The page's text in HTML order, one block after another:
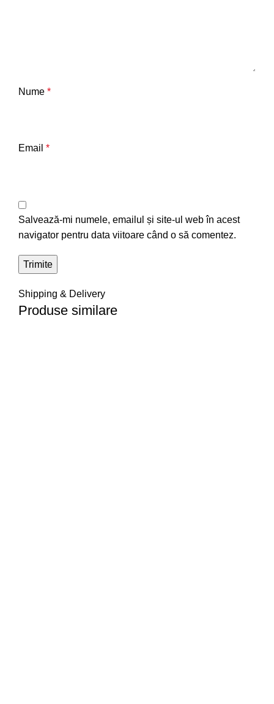
Nume *
Email *
Salvează-mi numele, emailul și site-ul web în acest
navigator pentru data viitoare când o să comentez.
Shipping & Delivery
Produse similare